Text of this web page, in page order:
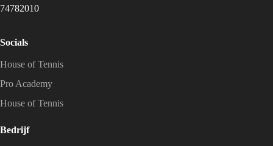
74782010
Socials
House of Tennis
Pro Academy
House of Tennis
Bedrijf